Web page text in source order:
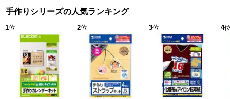
手作りシリーズの人気ランキング
1位 2位 3位 4